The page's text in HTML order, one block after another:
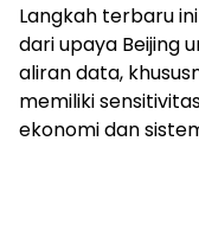
Langkah terbaru
dari upaya Beijing
aliran data,
memiliki
ekonomi dan